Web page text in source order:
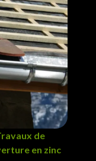
de
en zinc